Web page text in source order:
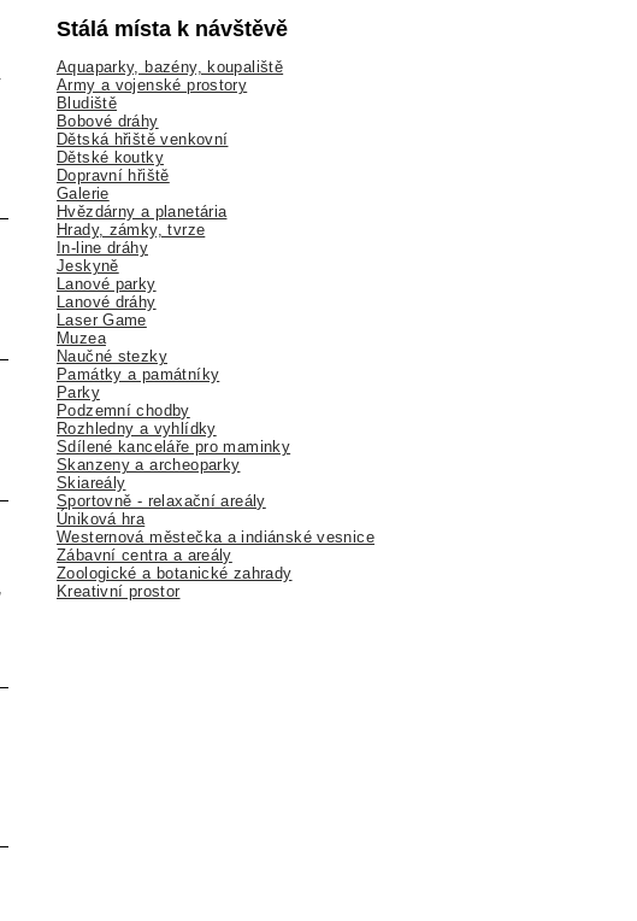
Stálá místa k návštěvě
Aquaparky, bazény, koupaliště
Army a vojenské prostory
Bludiště
Bobové dráhy
Dětská hřiště venkovní
Dětské koutky
Dopravní hřiště
Galerie
Hvězdárny a planetária
Hrady, zámky, tvrze
In-line dráhy
Jeskyně
Lanové parky
Lanové dráhy
Laser Game
Muzea
Naučné stezky
Památky a památníky
Parky
Podzemní chodby
Rozhledny a vyhlídky
Sdílené kanceláře pro maminky
Skanzeny a archeoparky
Skiareály
Sportovně - relaxační areály
Úniková hra
Westernová městečka a indiánské vesnice
Zábavní centra a areály
Zoologické a botanické zahrady
Kreativní prostor